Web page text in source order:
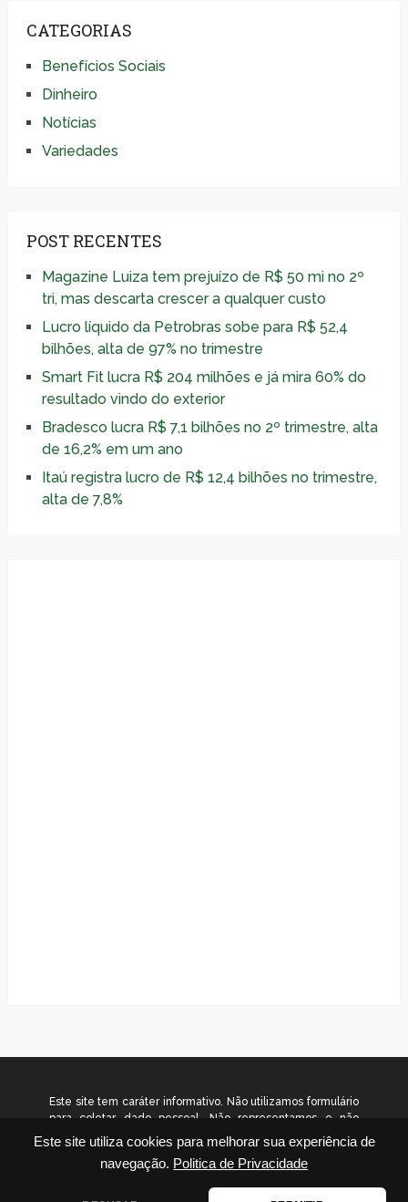
Este site utiliza cookies para melhorar sua experiência de
navegação. Politica de Privacidade
CATEGORIAS
Benefícios Sociais
Dinheiro
Notícias
Variedades
POST RECENTES
Magazine Luiza tem prejuízo de R$ 50 mi no 2º
tri, mas descarta crescer a qualquer custo
Lucro líquido da Petrobras sobe para R$ 52,4
bilhões, alta de 97% no trimestre
Smart Fit lucra R$ 204 milhões e já mira 60% do
resultado vindo do exterior
Bradesco lucra R$ 7,1 bilhões no 2º trimestre, alta
de 16,2% em um ano
Itaú registra lucro de R$ 12,4 bilhões no trimestre,
alta de 7,8%
Este site tem caráter informativo. Não utilizamos formulário
para coletar dado pessoal. Não representamos e não
temos relação com nenhuma empresa ou programa citado
no conteúdo deste site. © 2026
www.gradualinvestimentos.com.br – Todos os direitos